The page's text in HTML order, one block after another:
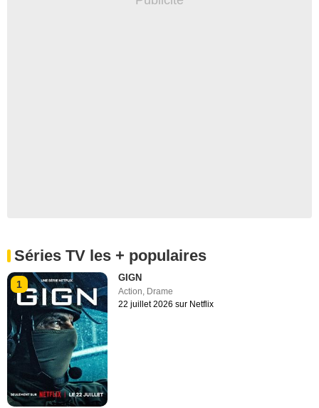
Séries TV les + populaires
1
GIGN
Action, Drame
22 juillet 2026 sur Netflix